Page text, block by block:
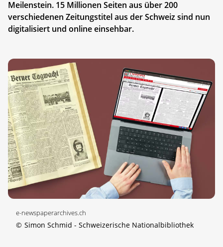
Meilenstein. 15 Millionen Seiten aus über 200
verschiedenen Zeitungstitel aus der Schweiz sind nun
digitalisiert und online einsehbar.
e-newspaperarchives.ch
© Simon Schmid - Schweizerische Nationalbibliothek